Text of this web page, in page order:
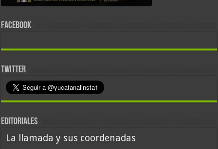
FACEBOOK
TWITTER
EDITORIALES
La llamada y sus coordenadas